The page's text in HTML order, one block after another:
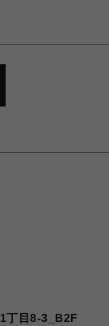
丁目8-3_B2F